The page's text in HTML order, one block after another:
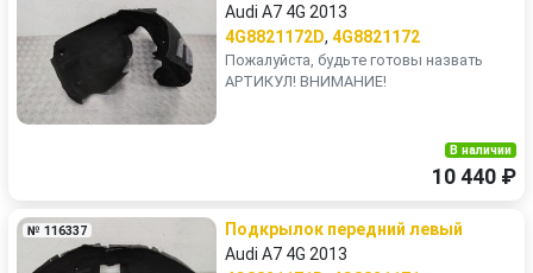
Audi A7 4G 2013
4G8821172D, 4G8821172
Пожалуйста, будьте готовы назвать
АРТИКУЛ! ВНИМАНИЕ!
В наличии
10 440 ₽
№ 116337
Подкрылок передний левый
Audi A7 4G 2013